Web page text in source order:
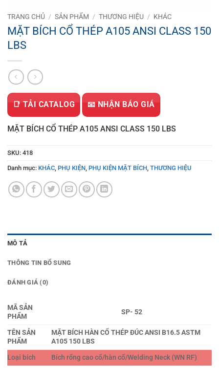
TRANG CHỦ / SẢN PHẨM / THƯƠNG HIỆU / KHÁC
MẶT BÍCH CỔ THÉP A105 ANSI CLASS 150
LBS
📑 TẢI CATALOG 📧 NHẬN BÁO GIÁ
MẶT BÍCH CỔ THÉP A105 ANSI CLASS 150 LBS
SKU: 418
Danh mục: KHÁC PHỤ KIỆN PHỤ KIỆN MẶT BÍCH THƯƠNG HIỆU
MÔ TẢ
THÔNG TIN BỔ SUNG
ĐÁNH GIÁ (0)
MÃ SẢN
PHẨM
SP- 52
TÊN SẢN
PHẨM
MẶT BÍCH HÀN CỔ THÉP ĐÚC ANSI B16.5 ASTM
A105 150 LBS
Loại bích
Bích rổng cao cổ/hàn cổ/Welding Neck (WN RF)